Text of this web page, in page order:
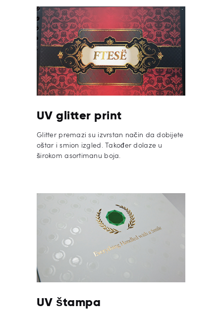
UV glitter print
Glitter premazi su izvrstan način da dobijete
oštar i smion izgled. Također dolaze u
širokom asortimanu boja.
UV štampa